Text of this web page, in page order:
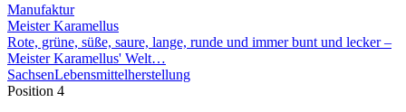
Manufaktur
Meister Karamellus
Rote, grüne, süße, saure, lange, runde und immer bunt und lecker –
Meister Karamellus' Welt…
SachsenLebensmittelherstellung
Position 4